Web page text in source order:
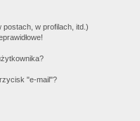
postach, w profilach, itd.)
"e-mail"?